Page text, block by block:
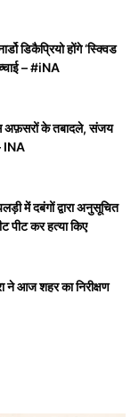
डिकैप्रियो होंगे ‘स्क्विड
– #iNA
के तबादले, संजय
INA
में दबंगों द्वारा अनुसूचित
पीट कर हत्या किए
ने आज शहर का निरीक्षण